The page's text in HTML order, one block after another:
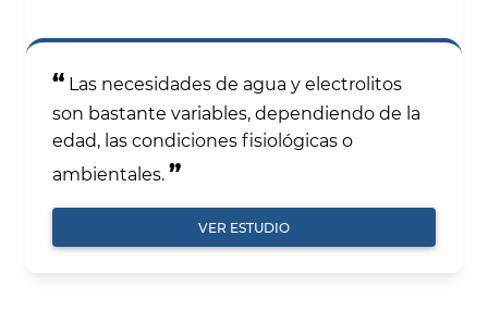
“ Las necesidades de agua y electrolitos
son bastante variables, dependiendo de la
edad, las condiciones fisiológicas o
ambientales. ”
VER ESTUDIO